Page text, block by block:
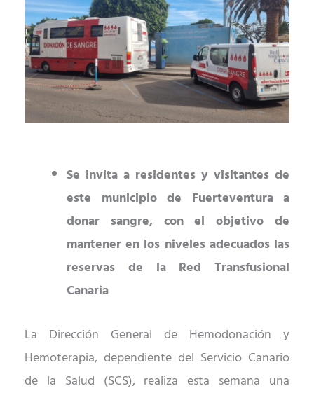
Se invita a residentes y visitantes de
este municipio de Fuerteventura a
donar sangre, con el objetivo de
mantener en los niveles adecuados las
reservas de la Red Transfusional
Canaria
La Dirección General de Hemodonación y
Hemoterapia, dependiente del Servicio Canario
de la Salud (SCS), realiza esta semana una